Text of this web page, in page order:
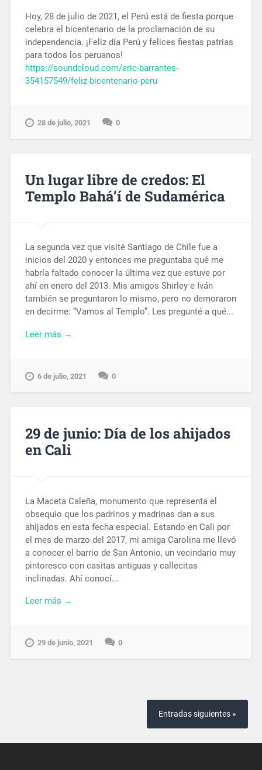
Hoy, 28 de julio de 2021, el Perú está de fiesta porque
celebra el bicentenario de la proclamación de su
independencia. ¡Feliz día Perú y felices fiestas patrias
para todos los peruanos!
https://soundcloud.com/eric-barrantes-
354157549/feliz-bicentenario-peru
28 de julio, 2021 0
Un lugar libre de credos: El
Templo Bahá’í de Sudamérica
La segunda vez que visité Santiago de Chile fue a
inicios del 2020 y entonces me preguntaba qué me
habría faltado conocer la última vez que estuve por
ahí en enero del 2013. Mis amigos Shirley e Iván
también se preguntaron lo mismo, pero no demoraron
en decirme: “Vamos al Templo”. Les pregunté a qué...
Leer más →
6 de julio, 2021 0
29 de junio: Día de los ahijados
en Cali
La Maceta Caleña, monumento que representa el
obsequio que los padrinos y madrinas dan a sus
ahijados en esta fecha especial. Estando en Cali por
el mes de marzo del 2017, mi amiga Carolina me llevó
a conocer el barrio de San Antonio, un vecindario muy
pintoresco con casitas antiguas y callecitas
inclinadas. Ahí conocí...
Leer más →
29 de junio, 2021 0
Entradas siguientes